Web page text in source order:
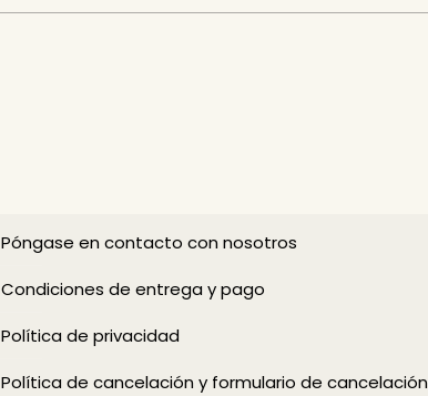
Póngase en contacto con nosotros
Condiciones de entrega y pago
Política de privacidad
Política de cancelación y formulario de cancelación